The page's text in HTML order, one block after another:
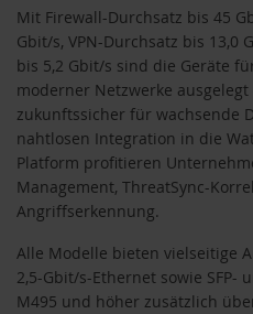
Mit Firewall-Durchsatz bis 45
Gbit/s, VPN-Durchsatz bis 13,0
bis 5,2 Gbit/s sind die Geräte
moderner Netzwerke
zukunftssicher für wachsende
nahtlosen Integration in die
Platform profitieren
Management, ThreatSync-
Angriffserkennung.
Alle Modelle bieten vielseitige
2,5-Gbit/s-Ethernet sowie SFP-
M495 und höher zusätzlich